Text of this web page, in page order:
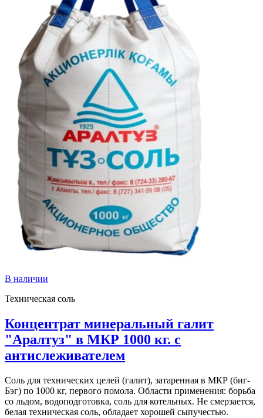
В наличии
Техническая соль
Концентрат минеральный галит
"Аралтуз" в МКР 1000 кг. с
антислеживателем
Соль для технических целей (галит), затаренная в МКР (биг-
Бэг) по 1000 кг, первого помола. Области применения: борьба
со льдом, водоподготовка, соль для котельных. Не смерзается,
белая техническая соль, обладает хорошей сыпучестью.